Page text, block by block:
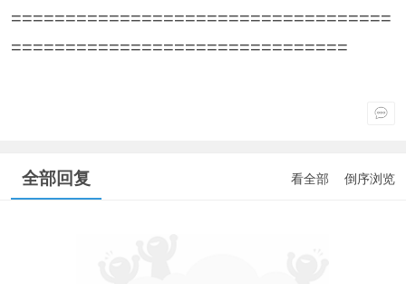
===================================
===============================
全部回复 看全部 倒序浏览